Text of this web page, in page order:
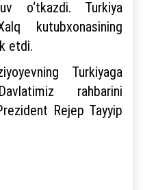
o‘tkazdi. Turkiya
kutubxonasining
etdi.
Turkiyaga
rahbarini
Rejep Tayyip